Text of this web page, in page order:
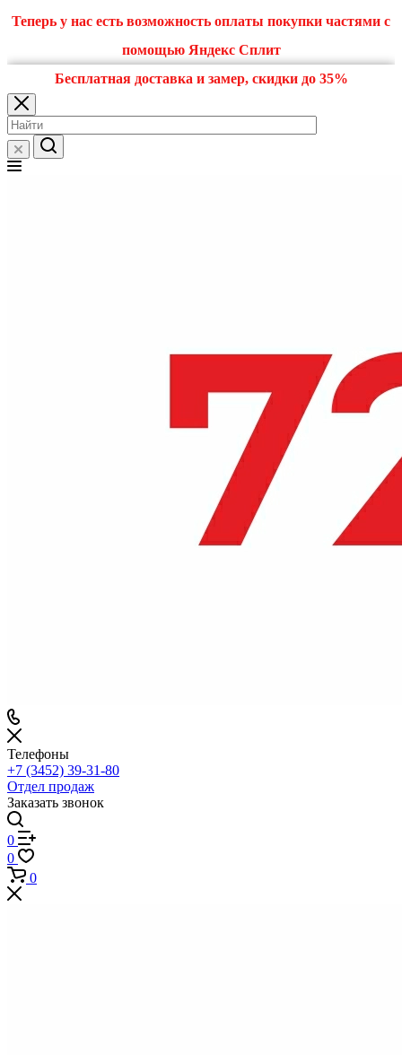
Теперь у нас есть возможность оплаты покупки частями с
помощью Яндекс Сплит
Бесплатная доставка и замер, скидки до 35%
Телефоны
+7 (3452) 39-31-80
Отдел продаж
Заказать звонок
0
0
0